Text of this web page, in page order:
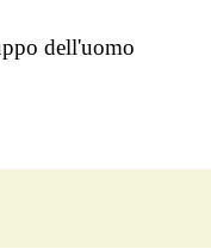
dell'uomo